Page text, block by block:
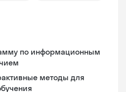
по информационным
методы для